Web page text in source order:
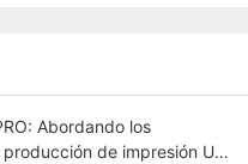
Abordando los
de impresión UV